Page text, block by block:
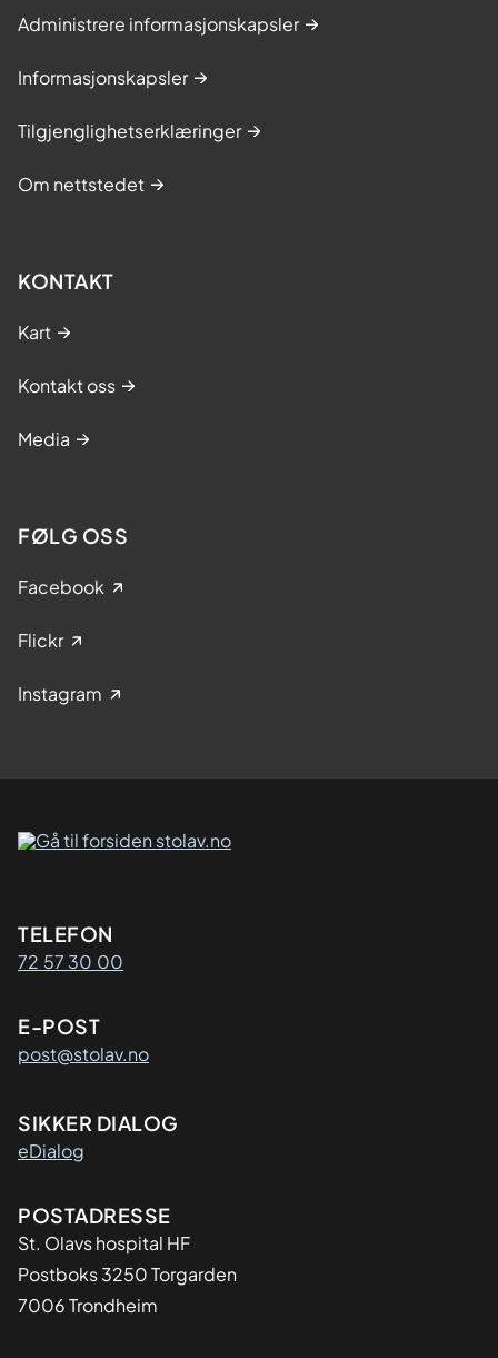
Administrere informasjonskapsler
Informasjonskapsler
Tilgjenglighetserklæringer
Om nettstedet
KONTAKT
Kart
Kontakt oss
Media
FØLG OSS
Facebook
Flickr
Instagram
Kontaktinformasjon
TELEFON
72 57 30 00
E-POST
post@stolav.no
SIKKER DIALOG
eDialog
Adresse
POSTADRESSE
St. Olavs hospital HF
Postboks 3250 Torgarden
7006 Trondheim